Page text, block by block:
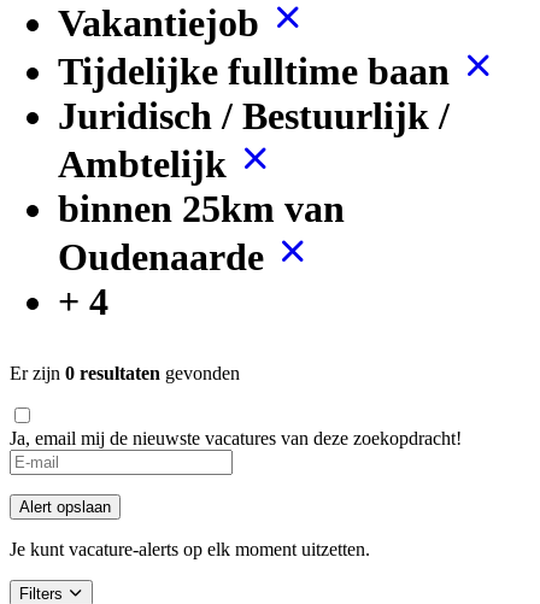
Vakantiejob
Tijdelijke fulltime baan
Juridisch / Bestuurlijk /
Ambtelijk
binnen 25km van
Oudenaarde
+ 4
Er zijn 0 resultaten gevonden
Ja, email mij de nieuwste vacatures van deze zoekopdracht!
If
you
are
a
human,
this
Alert opslaan
Je kunt vacature-alerts op elk moment uitzetten.
Filters